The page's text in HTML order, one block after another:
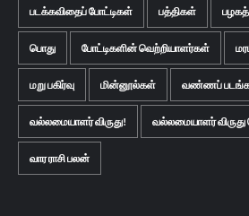
படக்கவிதைப் போட்டிகள் பத்திகள்
பொது போட்டிகளின் வெற்றியாளர்கள்
மறு பகிர்வு மின்னூல்கள் வண்ணப்
வல்லமையாளர் விருது! வல்லமையாளர் விருது
வார ராசி பலன்